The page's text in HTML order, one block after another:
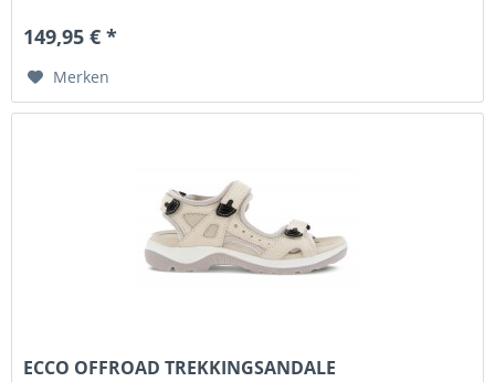
149,95 € *
Merken
ECCO OFFROAD TREKKINGSANDALE